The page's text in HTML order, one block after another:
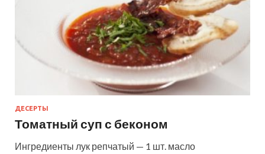
ДЕСЕРТЫ
Томатный суп с беконом
Ингредиенты лук репчатый — 1 шт. масло